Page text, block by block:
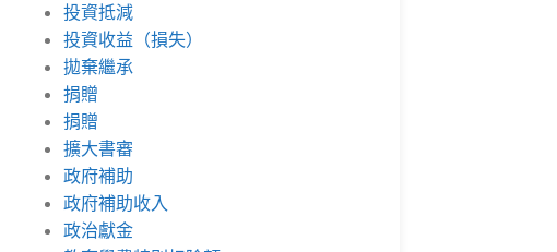
投資抵減
投資收益（損失）
拋棄繼承
捐贈
捐贈
擴大書審
政府補助
政府補助收入
政治獻金